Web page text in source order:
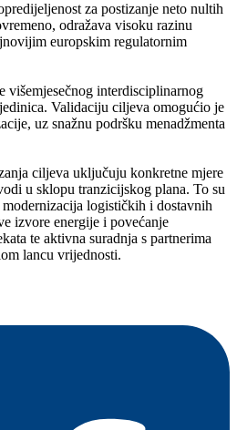
za postizanje neto nultih
odražava visoku razinu
europskim regulatornim
višemjesečnog interdisciplinarnog
Validaciju ciljeva omogućio je
uz snažnu podršku menadžmenta
ciljeva uključuju konkretne mjere
u sklopu tranzicijskog plana. To su
logističkih i dostavnih
izvore energije i povećanje
te aktivna suradnja s partnerima
lancu vrijednosti.